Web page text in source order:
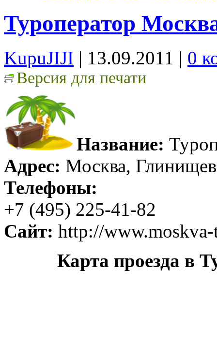
Туроператор
KupuJIJI | 13.09.2011 | 0
Версия для печати
Название:
Адрес: Москва,
Телефоны:
+7 (495) 225-41-82
Сайт: http://
Карта проезда в